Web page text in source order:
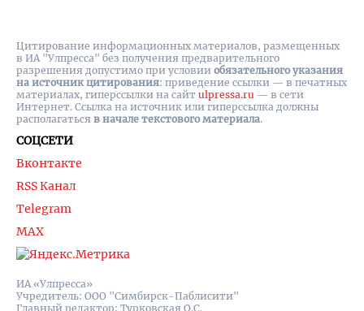
ИА «Улпресса»
Учредитель: ООО "Симбирск-Паблисити"
Главный редактор: Турковская О.С.
СОЦСЕТИ
Вконтакте
RSS Канал
Telegram
MAX
Цитирование информационных материалов, размещенных
в ИА "Улпресса" без получения предварительного
разрешения допустимо при условии обязательного указания
на источник цитирования: приведение ссылки — в печатных
материалах, гиперссылки на cайт ulpressa.ru — в сети
Интернет. Ссылка на источник или гиперссылка должны
располагаться в начале текстового материала.